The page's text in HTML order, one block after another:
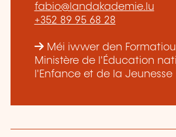
fabio@landakademie.lu
+352 89 95 68 28
Méi iwwer den
Ministère de l'Éducation
l'Enfance et de la Jeunesse